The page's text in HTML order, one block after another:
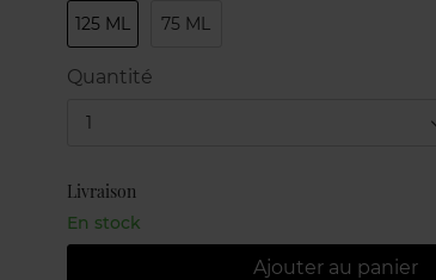
125 ML 75 ML
Quantité
1
Livraison
En stock
Ajouter au panier